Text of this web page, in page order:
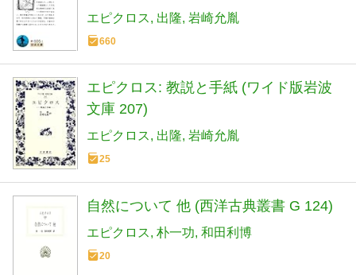
エピクロス 出隆 岩崎允胤
660
エピクロス: 教説と手紙 (ワイド版岩波
文庫 207)
エピクロス 出隆 岩崎允胤
25
自然について 他 (西洋古典叢書 G 124)
エピクロス 朴一功 和田利博
20